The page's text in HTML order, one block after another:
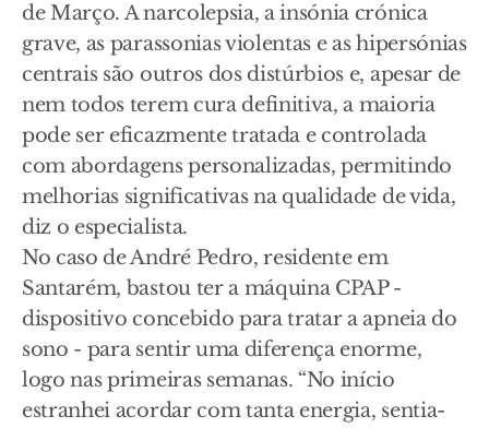
de Março. A narcolepsia, a insónia crónica
grave, as parassonias violentas e as hipersónias
centrais são outros dos distúrbios e, apesar de
nem todos terem cura definitiva, a maioria
pode ser eficazmente tratada e controlada
com abordagens personalizadas, permitindo
melhorias significativas na qualidade de vida,
diz o especialista.
No caso de André Pedro, residente em
Santarém, bastou ter a máquina CPAP -
dispositivo concebido para tratar a apneia do
sono - para sentir uma diferença enorme,
logo nas primeiras semanas. “No início
estranhei acordar com tanta energia, sentia-